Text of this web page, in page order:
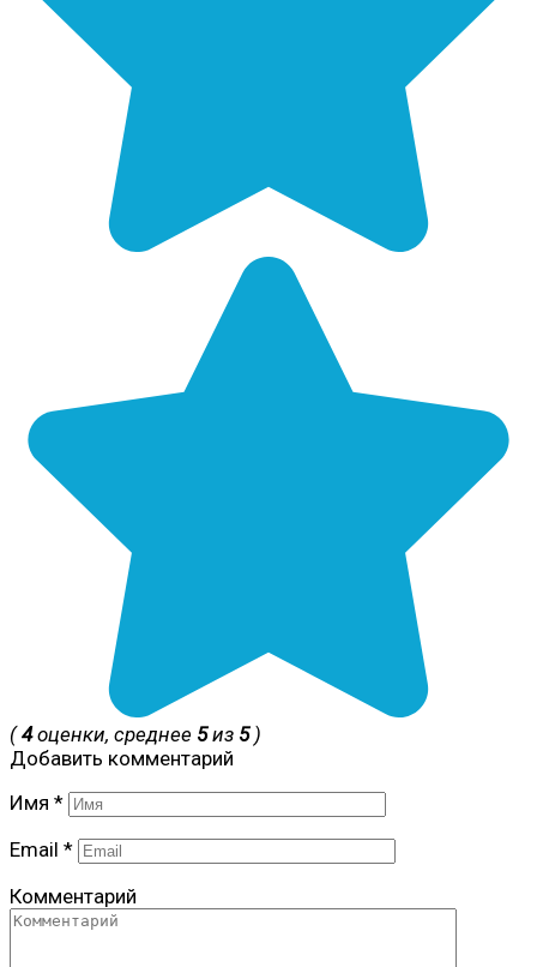
(4оценки, среднее 5из 5)
Добавить комментарий
Имя *
Email *
Комментарий